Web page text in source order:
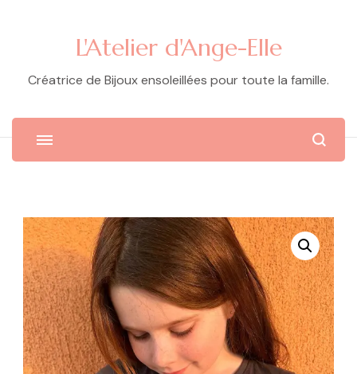
L'Atelier d'Ange-Elle
Créatrice de Bijoux ensoleillées pour toute la famille.